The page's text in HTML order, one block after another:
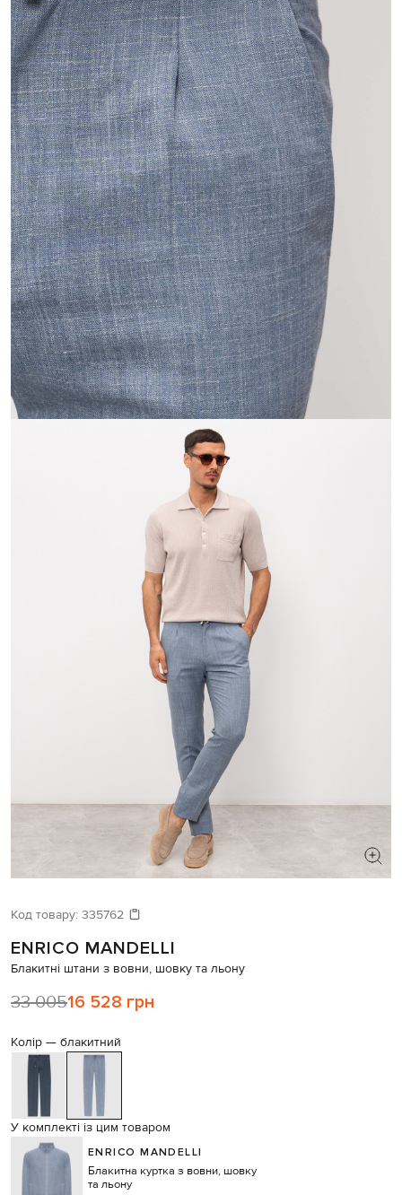
Давайте підберемо щось ще
Код товару: 335762
ENRICO MANDELLI
Блакитні штани з вовни, шовку та льону
33 00516 528 грн
Колір — блакитний
У комплекті із цим товаром
ENRICO MANDELLI
Блакитна куртка з вовни, шовку
та льону